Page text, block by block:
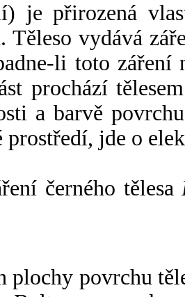
je přirozená
Těleso vydává
li toto záření
prochází
a barvě
prostředí, jde o
černého tělesa
plochy povrchu